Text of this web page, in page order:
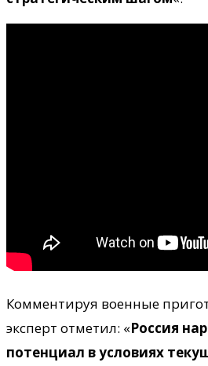
Комментируя военные
эксперт отметил: «Россия
потенциал в условиях